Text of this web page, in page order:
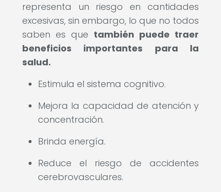
representa un riesgo en cantidades
excesivas, sin embargo, lo que no todos
saben es que también puede traer
beneficios importantes para la
salud.
Estimula el sistema cognitivo.
Mejora la capacidad de atención y
concentración.
Brinda energía.
Reduce el riesgo de accidentes
cerebrovasculares.